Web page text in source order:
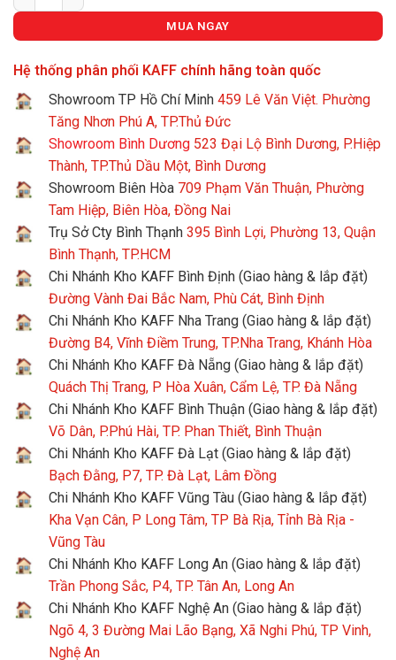
MUA NGAY
Hệ thống phân phối KAFF chính hãng toàn quốc
Showroom TP Hồ Chí Minh 459 Lê Văn Việt. Phường
Tăng Nhơn Phú A, TP.Thủ Đức
Showroom Bình Dương 523 Đại Lộ Bình Dương, P.Hiệp
Thành, TP.Thủ Dầu Một, Bình Dương
Showroom Biên Hòa 709 Phạm Văn Thuận, Phường
Tam Hiệp, Biên Hòa, Đồng Nai
Trụ Sở Cty Bình Thạnh 395 Bình Lợi, Phường 13, Quận
Bình Thạnh, TP.HCM
Chi Nhánh Kho KAFF Bình Định (Giao hàng & lắp đặt)
Đường Vành Đai Bắc Nam, Phù Cát, Bình Định
Chi Nhánh Kho KAFF Nha Trang (Giao hàng & lắp đặt)
Đường B4, Vĩnh Điềm Trung, TP.Nha Trang, Khánh Hòa
Chi Nhánh Kho KAFF Đà Nẵng (Giao hàng & lắp đặt)
Quách Thị Trang, P Hòa Xuân, Cẩm Lệ, TP. Đà Nẵng
Chi Nhánh Kho KAFF Bình Thuận (Giao hàng & lắp đặt)
Võ Dân, P.Phú Hài, TP. Phan Thiết, Bình Thuận
Chi Nhánh Kho KAFF Đà Lạt (Giao hàng & lắp đặt)
Bạch Đằng, P7, TP. Đà Lạt, Lâm Đồng
Chi Nhánh Kho KAFF Vũng Tàu (Giao hàng & lắp đặt)
Kha Vạn Cân, P Long Tâm, TP Bà Rịa, Tỉnh Bà Rịa -
Vũng Tàu
Chi Nhánh Kho KAFF Long An (Giao hàng & lắp đặt)
Trần Phong Sắc, P4, TP. Tân An, Long An
Chi Nhánh Kho KAFF Nghệ An (Giao hàng & lắp đặt)
Ngõ 4, 3 Đường Mai Lão Bạng, Xã Nghi Phú, TP Vinh,
Nghệ An